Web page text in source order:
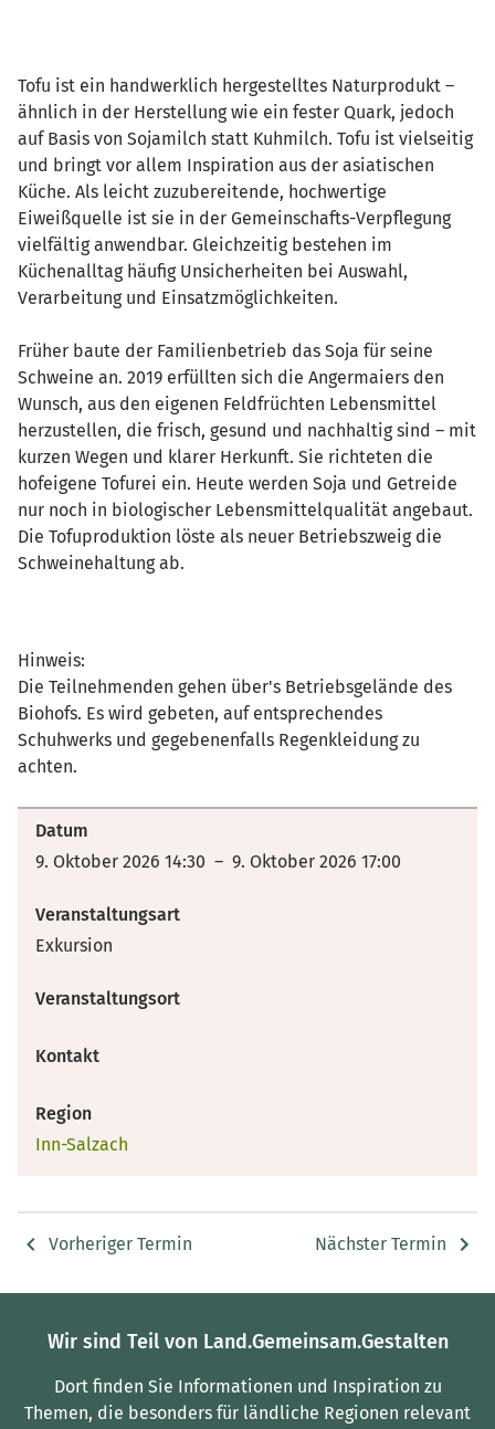
Tofu ist ein handwerklich hergestelltes Naturprodukt –
ähnlich in der Herstellung wie ein fester Quark, jedoch
auf Basis von Sojamilch statt Kuhmilch. Tofu ist vielseitig
und bringt vor allem Inspiration aus der asiatischen
Küche. Als leicht zuzubereitende, hochwertige
Eiweißquelle ist sie in der Gemeinschafts-Verpflegung
vielfältig anwendbar. Gleichzeitig bestehen im
Küchenalltag häufig Unsicherheiten bei Auswahl,
Verarbeitung und Einsatzmöglichkeiten.
Früher baute der Familienbetrieb das Soja für seine
Schweine an. 2019 erfüllten sich die Angermaiers den
Wunsch, aus den eigenen Feldfrüchten Lebensmittel
herzustellen, die frisch, gesund und nachhaltig sind – mit
kurzen Wegen und klarer Herkunft. Sie richteten die
hofeigene Tofurei ein. Heute werden Soja und Getreide
nur noch in biologischer Lebensmittelqualität angebaut.
Die Tofuproduktion löste als neuer Betriebszweig die
Schweinehaltung ab.
Hinweis:
Die Teilnehmenden gehen über's Betriebsgelände des
Biohofs. Es wird gebeten, auf entsprechendes
Schuhwerks und gegebenenfalls Regenkleidung zu
achten.
Datum
9. Oktober 2026 14:30 – 9. Oktober 2026 17:00
Veranstaltungsart
Exkursion
Veranstaltungsort
Kontakt
Region
Inn-Salzach
Vorheriger Termin Nächster Termin
Wir sind Teil von Land.Gemeinsam.Gestalten
Dort finden Sie Informationen und Inspiration zu
Themen, die besonders für ländliche Regionen relevant